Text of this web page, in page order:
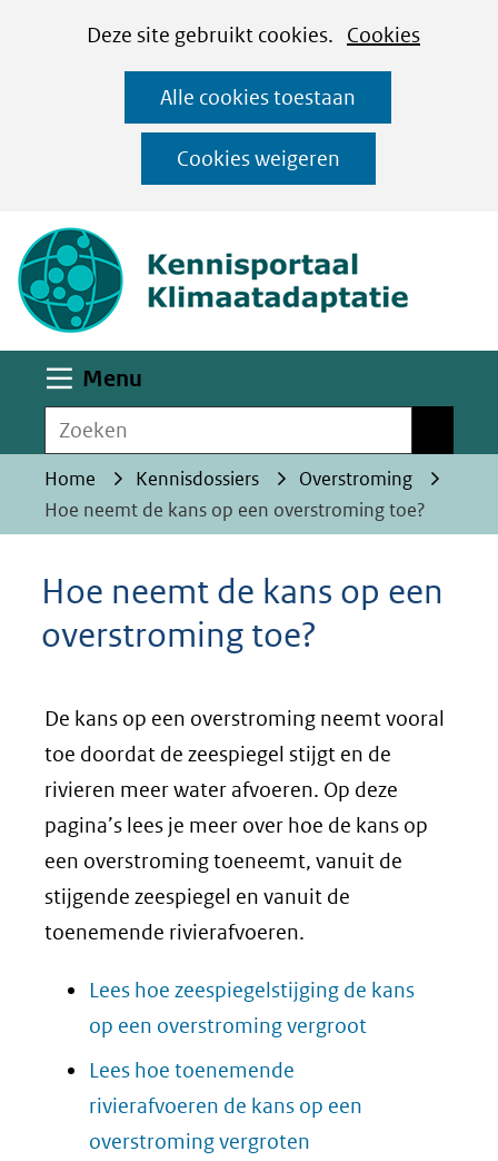
CookiesDeze site gebruikt cookies. Cookies
op
deze
website
worden
toegestaan
geweigerd.
Alle cookies toestaan
Cookies weigeren
Ga
naar
de
inhoud
Menu
Zoeken
Home Kennisdossiers
Overstroming
Hoe neemt de kans op een overstroming toe?
Hoe neemt de kans op een
overstroming toe?
De kans op een overstroming neemt vooral
toe doordat de zeespiegel stijgt en de
rivieren meer water afvoeren. Op deze
pagina’s lees je meer over hoe de kans op
een overstroming toeneemt, vanuit de
stijgende zeespiegel en vanuit de
toenemende rivierafvoeren.
Lees hoe zeespiegelstijging de kans
op een overstroming vergroot
Lees hoe toenemende
rivierafvoeren de kans op een
overstroming vergroten